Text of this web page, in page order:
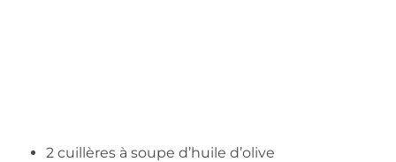
2 cuillères à soupe d’huile d’olive